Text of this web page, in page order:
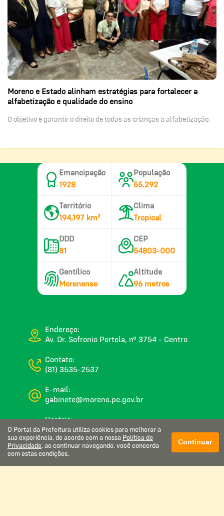
Moreno e Estado alinham estratégias para fortalecer a
alfabetização e qualidade do ensino
O objetivo é garantir o direito de todas as crianças à alfabetização.
Emancipação
1928
População
55.292
Território
194,197 km²
Clima
Tropical
DDD
81
CEP
54803-000
Gentílico
Morenense
Altitude
96 metros
Endereço:
Av. Dr. Sofronio Portela, nº 3754 - Centro
Contato:
(81) 3535-2537
E-mail:
gabinete@moreno.pe.gov.br
Horário:
De segunda a sexta, das 08:00 às 16:00
O Portal da Prefeitura utiliza cookies para melhorar a
sua experiência, de acordo com a nossa Política de
Privacidade, ao continuar navegando, você concorda
com estas condições.
Continuar